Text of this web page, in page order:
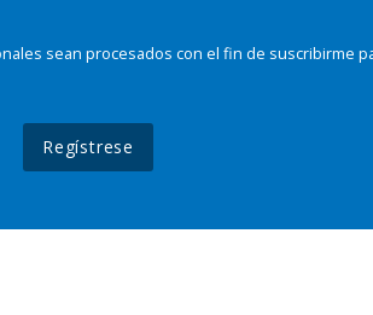
sean procesados con el fin de suscribirme
Regístrese